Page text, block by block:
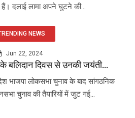
दलाई लामा अपने घुटने की...
NEWS
Jun 22, 2024
के बलिदान दिवस से उनकी जयंती...
भाजपा लोकसभा चुनाव के बाद सांगठनिक
चुनाव की तैयारियों में जुट गई...